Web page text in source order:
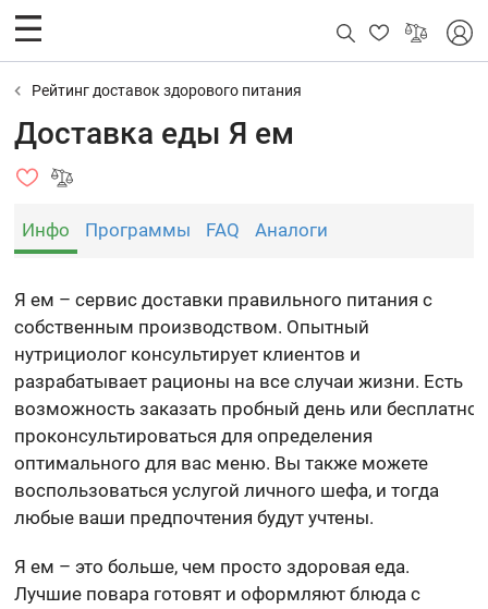
Рейтинг доставок здорового питания
Доставка еды Я ем
Инфо Программы FAQ Аналоги
Я ем – сервис доставки правильного питания с
собственным производством. Опытный
нутрициолог консультирует клиентов и
разрабатывает рационы на все случаи жизни. Есть
возможность заказать пробный день или бесплатно
проконсультироваться для определения
оптимального для вас меню. Вы также можете
воспользоваться услугой личного шефа, и тогда
любые ваши предпочтения будут учтены.
Я ем – это больше, чем просто здоровая еда.
Лучшие повара готовят и оформляют блюда с